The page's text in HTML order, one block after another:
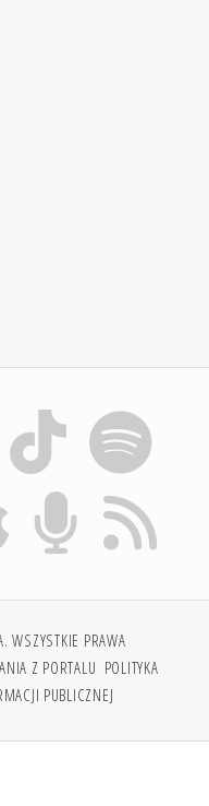
PRAWA
Z PORTALU POLITYKA
PUBLICZNEJ